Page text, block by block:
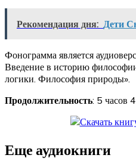
Рекомендация дня: Дети
Фонограмма является
Введение в историю
логики. Философия природы».
Продолжительность: 5 часов
Еще аудиокниги